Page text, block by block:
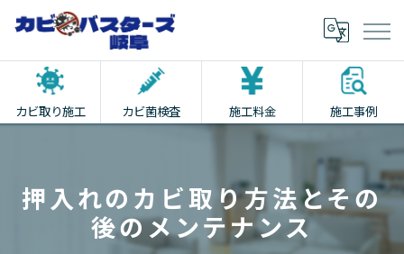
カビ取り施工 カビ菌検査 施工料金 施工事例
押入れのカビ取り方法とその
後のメンテナンス